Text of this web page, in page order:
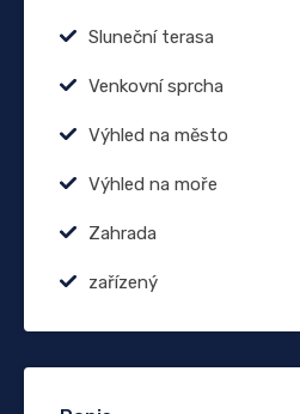
Sluneční terasa
Venkovní sprcha
Výhled na město
Výhled na moře
Zahrada
zařízený